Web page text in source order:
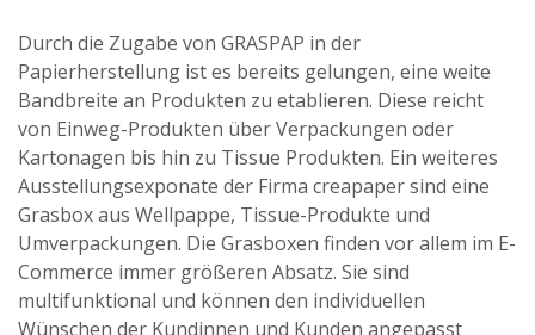
Durch die Zugabe von GRASPAP in der
Papierherstellung ist es bereits gelungen, eine weite
Bandbreite an Produkten zu etablieren. Diese reicht
von Einweg-Produkten über Verpackungen oder
Kartonagen bis hin zu Tissue Produkten. Ein weiteres
Ausstellungsexponate der Firma creapaper sind eine
Grasbox aus Wellpappe, Tissue-Produkte und
Umverpackungen. Die Grasboxen finden vor allem im E-
Commerce immer größeren Absatz. Sie sind
multifunktional und können den individuellen
Wünschen der Kundinnen und Kunden angepasst